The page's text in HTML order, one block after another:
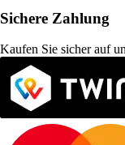
Sichere Zahlung
Kaufen Sie sicher auf